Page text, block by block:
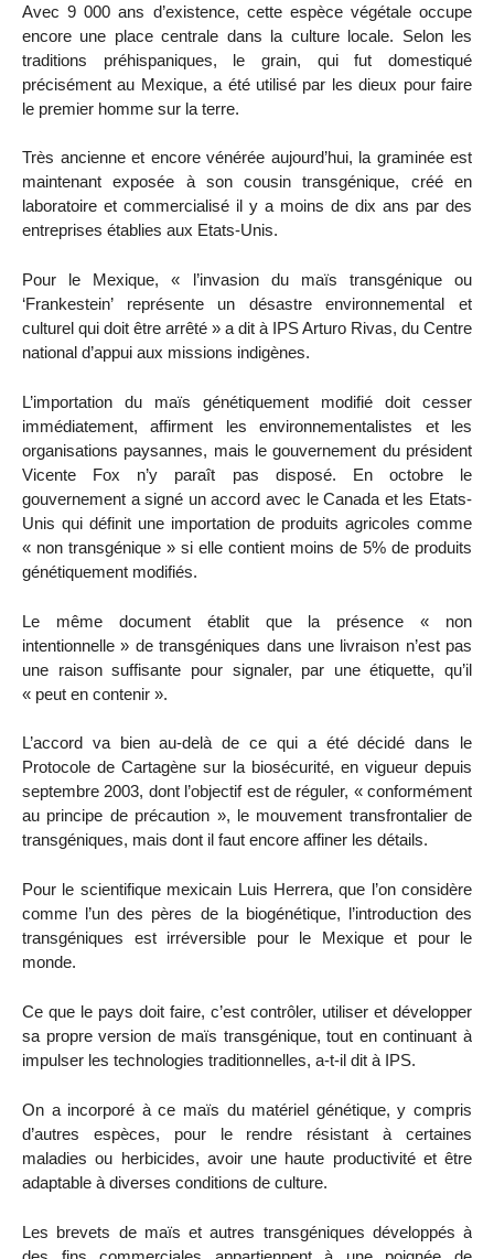
Avec 9 000 ans d’existence, cette espèce végétale occupe
encore une place centrale dans la culture locale. Selon les
traditions préhispaniques, le grain, qui fut domestiqué
précisément au Mexique, a été utilisé par les dieux pour faire
le premier homme sur la terre.
Très ancienne et encore vénérée aujourd’hui, la graminée est
maintenant exposée à son cousin transgénique, créé en
laboratoire et commercialisé il y a moins de dix ans par des
entreprises établies aux Etats-Unis.
Pour le Mexique, « l’invasion du maïs transgénique ou
‘Frankestein’ représente un désastre environnemental et
culturel qui doit être arrêté » a dit à IPS Arturo Rivas, du Centre
national d’appui aux missions indigènes.
L’importation du maïs génétiquement modifié doit cesser
immédiatement, affirment les environnementalistes et les
organisations paysannes, mais le gouvernement du président
Vicente Fox n’y paraît pas disposé. En octobre le
gouvernement a signé un accord avec le Canada et les Etats-
Unis qui définit une importation de produits agricoles comme
« non transgénique » si elle contient moins de 5% de produits
génétiquement modifiés.
Le même document établit que la présence « non
intentionnelle » de transgéniques dans une livraison n’est pas
une raison suffisante pour signaler, par une étiquette, qu’il
« peut en contenir ».
L’accord va bien au-delà de ce qui a été décidé dans le
Protocole de Cartagène sur la biosécurité, en vigueur depuis
septembre 2003, dont l’objectif est de réguler, « conformément
au principe de précaution », le mouvement transfrontalier de
transgéniques, mais dont il faut encore affiner les détails.
Pour le scientifique mexicain Luis Herrera, que l’on considère
comme l’un des pères de la biogénétique, l’introduction des
transgéniques est irréversible pour le Mexique et pour le
monde.
Ce que le pays doit faire, c’est contrôler, utiliser et développer
sa propre version de maïs transgénique, tout en continuant à
impulser les technologies traditionnelles, a-t-il dit à IPS.
On a incorporé à ce maïs du matériel génétique, y compris
d’autres espèces, pour le rendre résistant à certaines
maladies ou herbicides, avoir une haute productivité et être
adaptable à diverses conditions de culture.
Les brevets de maïs et autres transgéniques développés à